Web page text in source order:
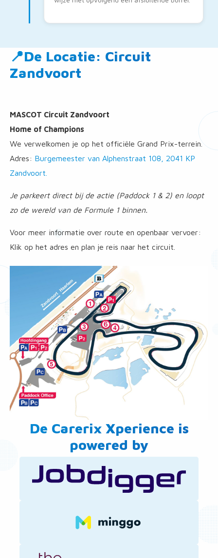
📍De Locatie: Circuit
Zandvoort
MASCOT Circuit Zandvoort
Home of Champions
We verwelkomen je op het officiële Grand Prix-terrein.
Adres: Burgemeester van Alphenstraat 108, 2041 KP
Zandvoort.
Je parkeert direct bij de actie (Paddock 1 & 2) en loopt
zo de wereld van de Formule 1 binnen.
Voor meer informatie over route en openbaar vervoer:
Klik op het adres en plan je reis naar het circuit.
De Carerix Xperience is
powered by
single